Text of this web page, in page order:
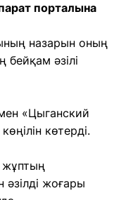
порталына
назарын оның
бейқам әзілі
«Цыганский
көтерді.
жұптың
әзілді жоғары